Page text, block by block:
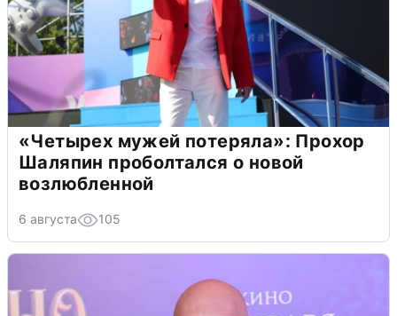
«Четырех мужей потеряла»: Прохор
Шаляпин проболтался о новой
возлюбленной
6 августа 105